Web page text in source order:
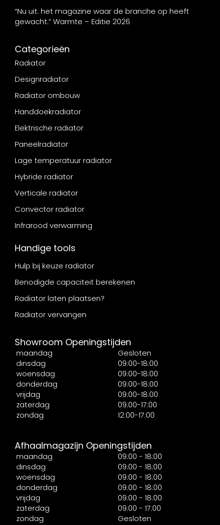
“Nu uit: het magazine waar de branche op heeft
gewacht.” Warmte – Editie 2026
Categorieën
Radiator
Designradiator
Radiator ombouw
Handdoekradiator
Elektrische radiator
Paneelradiator
Lage temperatuur radiator
Hybride radiator
Verticale radiator
Convector radiator
Infrarood verwarming
Handige tools
Hulp bij keuze radiator
Benodigde capaciteit berekenen
Radiator laten plaatsen?
Radiator vervangen
Showroom Openingstijden
maandag
Gesloten
dinsdag
09:00-18:00
woensdag
09:00-18:00
donderdag
09:00-18:00
vrijdag
09:00-18:00
zaterdag
09:00-17:00
zondag
12:00-17:00
Afhaalmagazijn Openingstijden
maandag
09:00 - 18:00
dinsdag
09:00 - 18:00
woensdag
09:00 - 18:00
donderdag
09:00 - 18:00
vrijdag
09:00 - 18:00
zaterdag
09:00 - 17:00
zondag
Gesloten